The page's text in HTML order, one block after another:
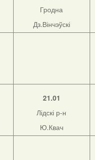
Гродна
Дз.Вінчэўскі
21.01
Лідскі р-н
Ю.Квач